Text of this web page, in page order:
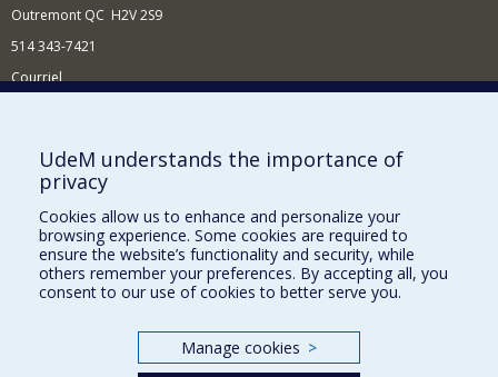
Outremont QC H2V 2S9
514 343-7421
Courriel
Comment soutenir l'École?
BESOIN D'AIDE?
Plan du site
Signaler une erreur
Accessibilité
Nos départements et écoles
UdeM understands the importance of
privacy
Cookies allow us to enhance and personalize your
browsing experience. Some cookies are required to
ensure the website’s functionality and security, while
others remember your preferences. By accepting all, you
consent to our use of cookies to better serve you.
Manage cookies >